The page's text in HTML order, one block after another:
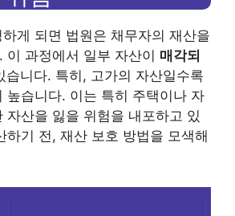
게 되면 법원은 채무자의 재산을
이 과정에서 일부 자산이 매각되
습니다. 특히, 고가의 자산일수록
높습니다. 이는 특히 주택이나 자
자산을 잃을 위험을 내포하고 있
하기 전, 재산 보호 방법을 모색해